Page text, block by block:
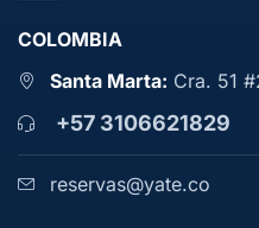
COLOMBIA
Santa Marta: Cra. 51
+57 3106621829
reservas@yate.co